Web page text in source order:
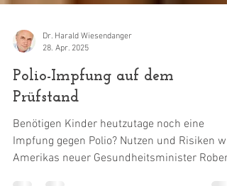
Dr. Harald Wiesendanger
28. Apr. 2025
Polio-Impfung auf dem
Prüfstand